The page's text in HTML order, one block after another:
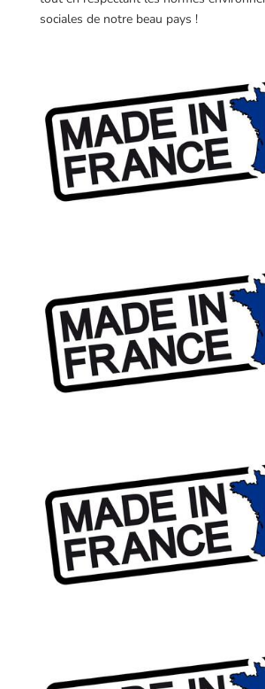
sociales de notre beau pays !